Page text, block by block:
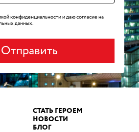
конфиденциальности и даю согласие на
данных.
Отправить
СТАТЬ ГЕРОЕМ
НОВОСТИ
БЛОГ